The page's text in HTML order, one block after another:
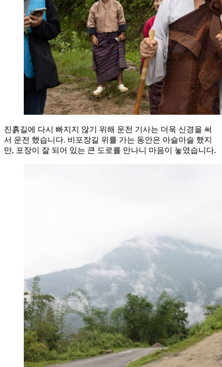
진흙길에 다시 빠지지 않기 위해 운전 기사는 더욱 신경을 써
서 운전 했습니다. 비포장길 위를 가는 동안은 아슬아슬 했지
만, 포장이 잘 되어 있는 큰 도로를 만나니 마음이 놓였습니다.